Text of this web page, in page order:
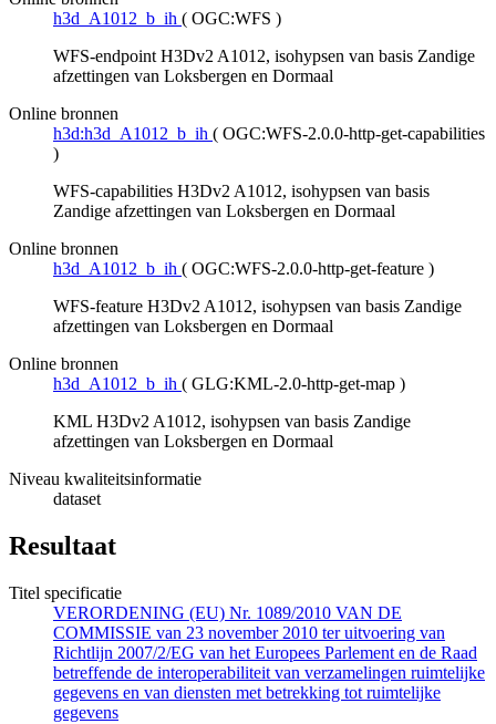
h3d_A1012_b_ih ( OGC:WFS )
WFS-endpoint H3Dv2 A1012, isohypsen van basis Zandige
afzettingen van Loksbergen en Dormaal
Online bronnen
h3d:h3d_A1012_b_ih ( OGC:WFS-2.0.0-http-get-capabilities
)
WFS-capabilities H3Dv2 A1012, isohypsen van basis
Zandige afzettingen van Loksbergen en Dormaal
Online bronnen
h3d_A1012_b_ih ( OGC:WFS-2.0.0-http-get-feature )
WFS-feature H3Dv2 A1012, isohypsen van basis Zandige
afzettingen van Loksbergen en Dormaal
Online bronnen
h3d_A1012_b_ih ( GLG:KML-2.0-http-get-map )
KML H3Dv2 A1012, isohypsen van basis Zandige
afzettingen van Loksbergen en Dormaal
Niveau kwaliteitsinformatie
dataset
Resultaat
Titel specificatie
VERORDENING (EU) Nr. 1089/2010 VAN DE
COMMISSIE van 23 november 2010 ter uitvoering van
Richtlijn 2007/2/EG van het Europees Parlement en de Raad
betreffende de interoperabiliteit van verzamelingen ruimtelijke
gegevens en van diensten met betrekking tot ruimtelijke
gegevens